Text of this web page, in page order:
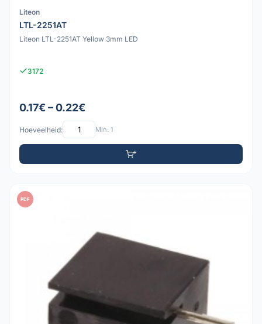
Liteon
LTL-2251AT
Liteon LTL-2251AT Yellow 3mm LED
3172
0.17€ – 0.22€
Hoeveelheid: Min: 1
PDF